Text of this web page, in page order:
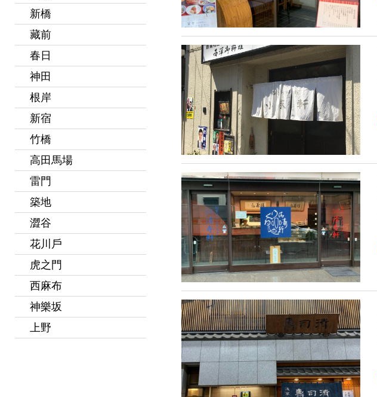
新橋
藏前
春日
神田
根岸
新宿
竹橋
高田馬場
雷門
築地
澀谷
花川戶
虎之門
西麻布
神樂坂
上野